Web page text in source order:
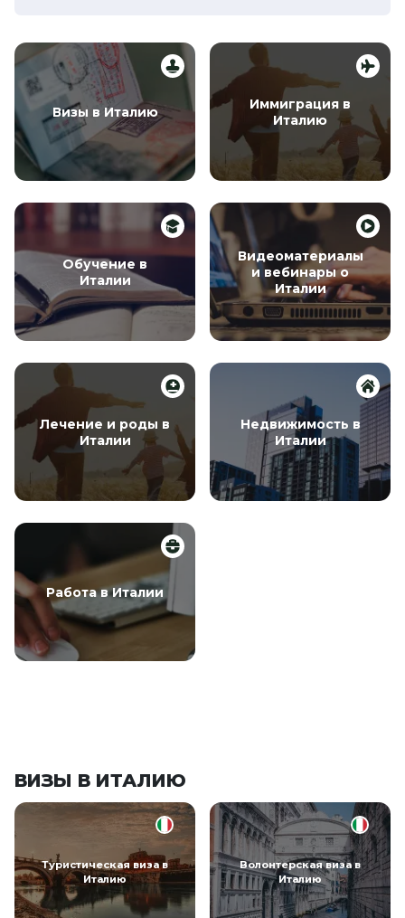
Визы в Италию
Иммиграция в
Италию
Обучение в
Италии
Видеоматериалы
и вебинары о
Италии
Лечение и роды в
Италии
Недвижимость в
Италии
Работа в Италии
ВИЗЫ В ИТАЛИЮ
Туристическая виза в
Италию
Волонтерская виза в
Италию